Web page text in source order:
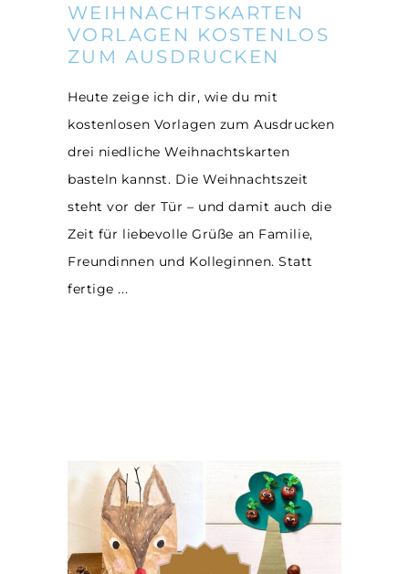
WEIHNACHTSKARTEN
VORLAGEN KOSTENLOS
ZUM AUSDRUCKEN
Heute zeige ich dir, wie du mit
kostenlosen Vorlagen zum Ausdrucken
drei niedliche Weihnachtskarten
basteln kannst. Die Weihnachtszeit
steht vor der Tür – und damit auch die
Zeit für liebevolle Grüße an Familie,
Freundinnen und Kolleginnen. Statt
fertige